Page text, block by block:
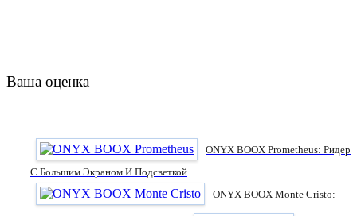
Ваша оценка
ONYX BOOX Prometheus: Ридер
С Большим Экраном И Подсветкой
ONYX BOOX Monte Cristo: